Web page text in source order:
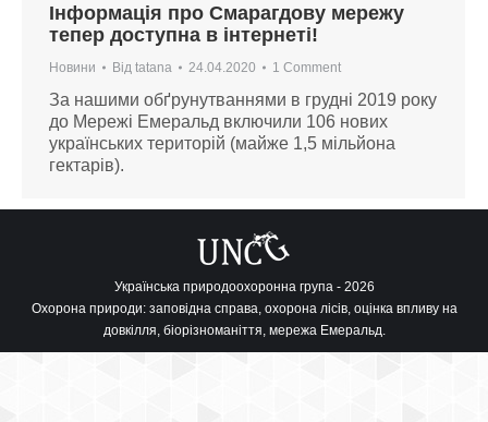
Інформація про Смарагдову мережу
тепер доступна в інтернеті!
Новини Від tatana 24.04.2020 1 Comment
За нашими обґрунутваннями в грудні 2019 року
до Мережі Емеральд включили 106 нових
українських територій (майже 1,5 мільйона
гектарів).
Українська природоохоронна група - 2026
Охорона природи: заповідна справа, охорона лісів, оцінка впливу на
довкілля, біорізноманіття, мережа Емеральд.